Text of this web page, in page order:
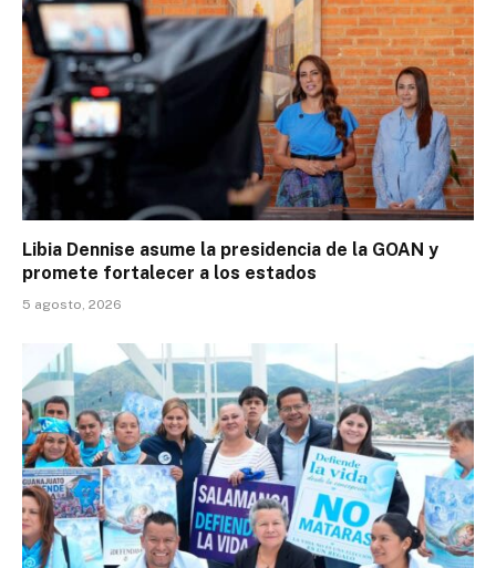
Libia Dennise asume la presidencia de la GOAN y
promete fortalecer a los estados
5 agosto, 2026